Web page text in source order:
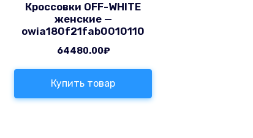
Кроссовки OFF-WHITE
женские —
owia180f21fab0010110
64480.00₽
Купить товар